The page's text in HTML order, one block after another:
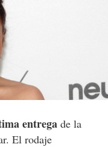
entregade la
El rodaje